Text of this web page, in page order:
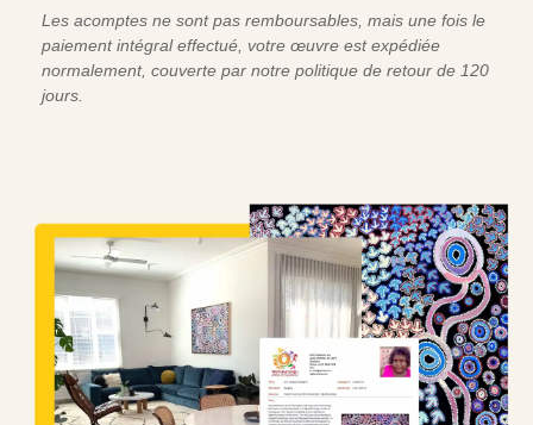
Les acomptes ne sont pas remboursables, mais une fois le
paiement intégral effectué, votre œuvre est expédiée
normalement, couverte par notre politique de retour de 120
jours.